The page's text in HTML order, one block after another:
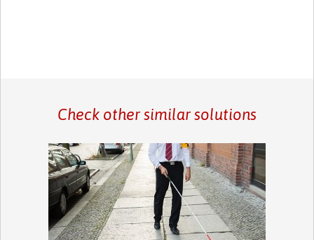
Check other similar solutions